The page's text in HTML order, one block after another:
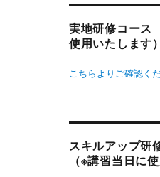
実地研修コース
使用いたします）
こちらよりご確認くだ
スキルアップ
（※講習当日に